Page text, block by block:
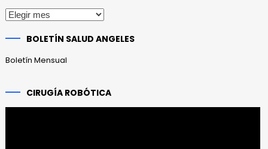
Publicaciones
BOLETÍN SALUD ANGELES
Boletín Mensual
CIRUGÍA ROBÓTICA